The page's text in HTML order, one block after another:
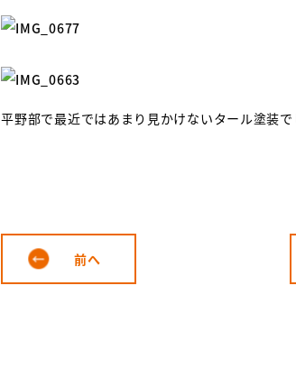
平野部で最近ではあまり見かけないタール
前へ